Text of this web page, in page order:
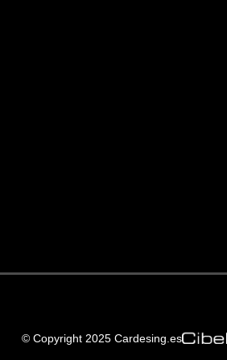
© Copyright 2025 Cardesing.es